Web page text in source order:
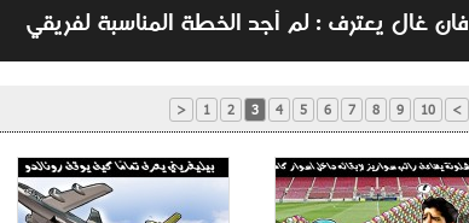
فان غال يعترف : لم أجد الخطة المناسبة لفريقي
< 1 2 3 4 5 6 7 8 9 10 >